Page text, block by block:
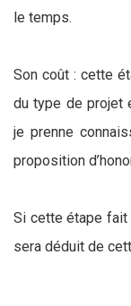
le temps.
Son coût : cette
du type de projet
je prenne
proposition
Si cette étape fait
sera déduit de